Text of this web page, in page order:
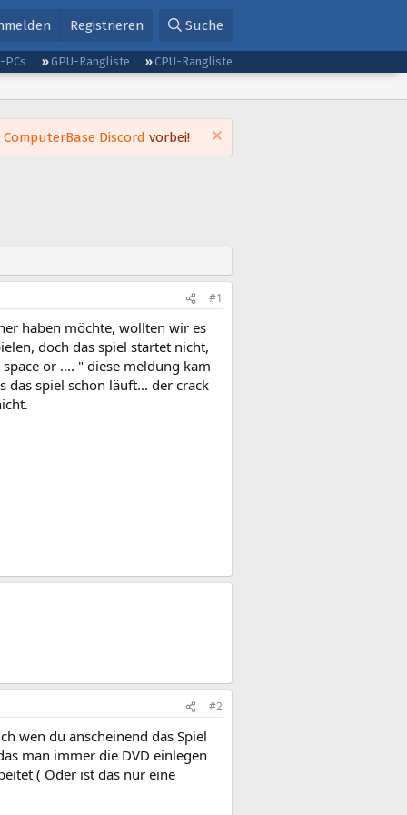
Registrieren Suche
PCs GPU-Rangliste
CPU-Rangliste
ComputerBase Discord vorbei!
#1
haben möchte, wollten wir es
doch das spiel startet nicht,
or .... " diese meldung kam
spiel schon läuft... der crack
#2
wen du anscheinend das Spiel
man immer die DVD einlegen
( Oder ist das nur eine